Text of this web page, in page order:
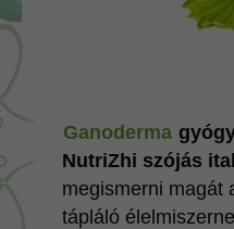
Ganoderma
NutriZhi szójás
megismerni magát
tápláló